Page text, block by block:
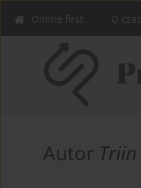
Online first O
Autor